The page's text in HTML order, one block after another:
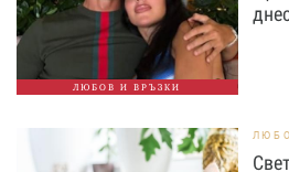
ЛЮБОВ И ВРЪЗКИ